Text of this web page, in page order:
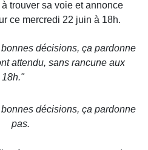
trouver sa voie et annonce
ce mercredi 22 juin à 18h.
décisions, ça pardonne
attendu, sans rancune aux
18h."
décisions, ça pardonne
pas.